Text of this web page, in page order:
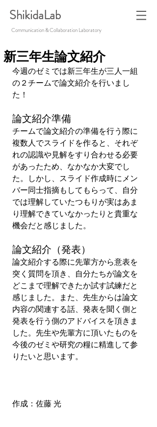
ShikidaLab
Communication & Collaboration Laboratory
新三年生論文紹介
今週のゼミでは新三年生が三人一組
の２チームで論文紹介を行いまし
た！
論文紹介準備
チームで論文紹介の準備を行う際に
複数人でスライドを作ると、それぞ
れの認識や見解をすり合わせる必要
があったため、なかなか大変でし
た。しかし、スライド作成時にメン
バー同士指摘もしてもらって、自分
では理解していたつもりが実はあま
り理解できていなかったりと貴重な
機会だと感じました。
論文紹介（発表）
論文紹介する際に先輩方から意表を
突く質問を頂き、自分たちが論文を
どこまで理解できたか試す試練だと
感じました。また、先生からは論文
内容の関連する話、発表を聞く側と
発表を行う側のアドバイスを頂きま
した。先生や先輩方に頂いたものを
今後のゼミや研究の糧に精進して参
りたいと思います。
作成：佐藤 光